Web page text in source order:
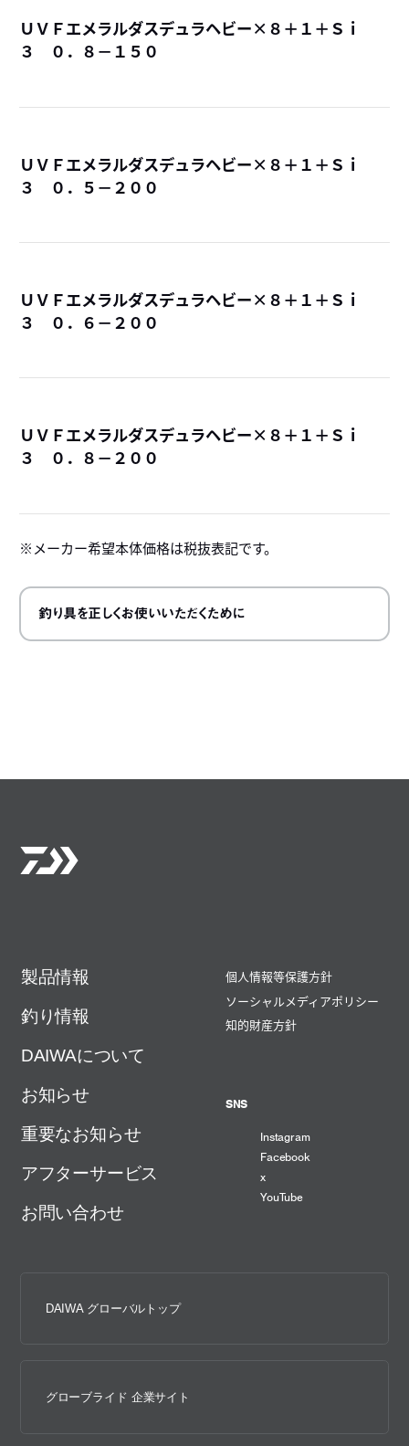
ＵＶＦエメラルダスデュラヘビー×８＋１＋Ｓｉ
３ ０．８－１５０
ＵＶＦエメラルダスデュラヘビー×８＋１＋Ｓｉ
３ ０．５－２００
ＵＶＦエメラルダスデュラヘビー×８＋１＋Ｓｉ
３ ０．６－２００
ＵＶＦエメラルダスデュラヘビー×８＋１＋Ｓｉ
３ ０．８－２００
メーカー希望本体価格は税抜表記です。
釣り具を正しくお使いいただくために
製品情報
釣り情報
DAIWAについて
お知らせ
重要なお知らせ
アフターサービス
お問い合わせ
個人情報等保護方針
ソーシャルメディアポリシー
知的財産方針
SNS
Instagram
Facebook
x
YouTube
DAIWA グローバルトップ
グローブライド 企業サイト